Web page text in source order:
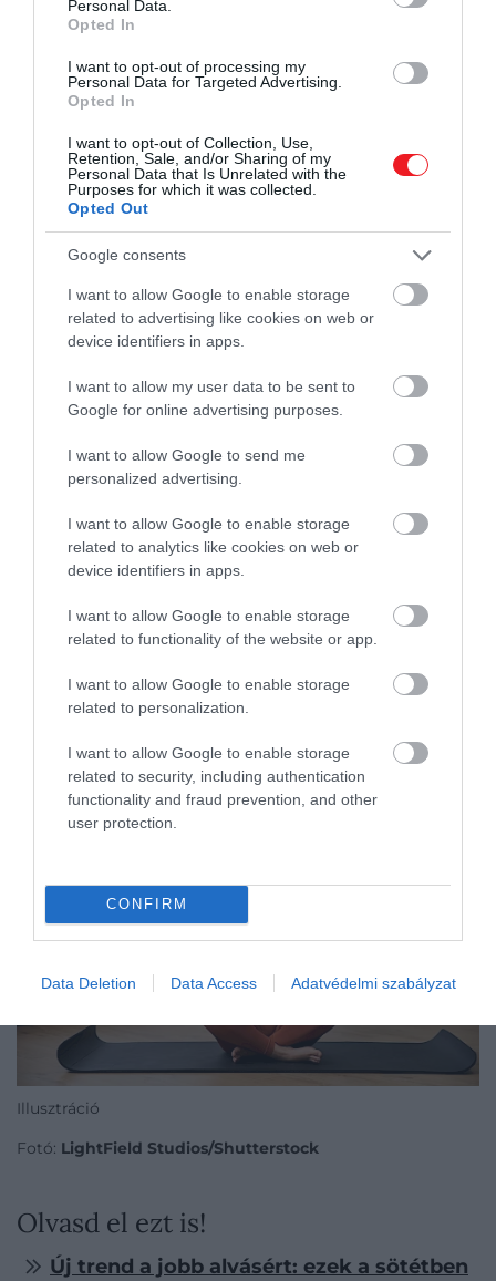
Personal Data.
Opted In
I want to opt-out of processing my
Personal Data for Targeted Advertising.
Opted In
I want to opt-out of Collection, Use,
Retention, Sale, and/or Sharing of my
Personal Data that Is Unrelated with the
Purposes for which it was collected.
Opted Out
Google consents
I want to allow Google to enable storage
related to advertising like cookies on web or
device identifiers in apps.
I want to allow my user data to be sent to
Google for online advertising purposes.
I want to allow Google to send me
personalized advertising.
I want to allow Google to enable storage
related to analytics like cookies on web or
device identifiers in apps.
I want to allow Google to enable storage
related to functionality of the website or app.
I want to allow Google to enable storage
related to personalization.
I want to allow Google to enable storage
related to security, including authentication
functionality and fraud prevention, and other
user protection.
CONFIRM
Data Deletion Data Access Adatvédelmi szabályzat
Ez is érdekelhet!
A rendszeres nyújtás teljesen átformálja
az izomzatunkat is
Alakíts ki egy egyszerű reggeli rutint
A reggeli rutin kialakításakor ugyancsak érdemes
rengeteg energiát emésztenek fel még azelőtt,
hogy ténylegesen elindulna a napunk. Ismét
maradunk. Ez lehet például egyhideg zuhany
fehérjedús reggelielkészítése, esetlegedzés
győzelmünket” a napra, ami lendületet ad a további
tennivalókhoz.
Illusztráció
Fotó: LightField Studios/Shutterstock
Olvasd el ezt is!
Új trend a jobb alvásért: ezek a sötétben